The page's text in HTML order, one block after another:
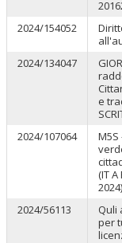
2024/154052
2024/134047
e
2024/107064
(IT A
2024)
2024/56113
Quli
per